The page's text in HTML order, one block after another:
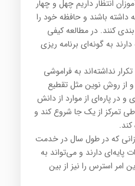
انتظار داریم چهل و چهار
باشند و حافظه خود را
کنند. در مطالعه کیفی
به گونه‌ای برنامه ریزی
نداشته‌اند به فراموشی
و از روش‌ نوین مثل تقطیع
در پاره‌ای از موارد از دانش
تمرکز از یک جا شروع کند و
که در طول سال در خدمت
پایه‌ای دارند و می‌تواند به
امر استرس را نیز از بین